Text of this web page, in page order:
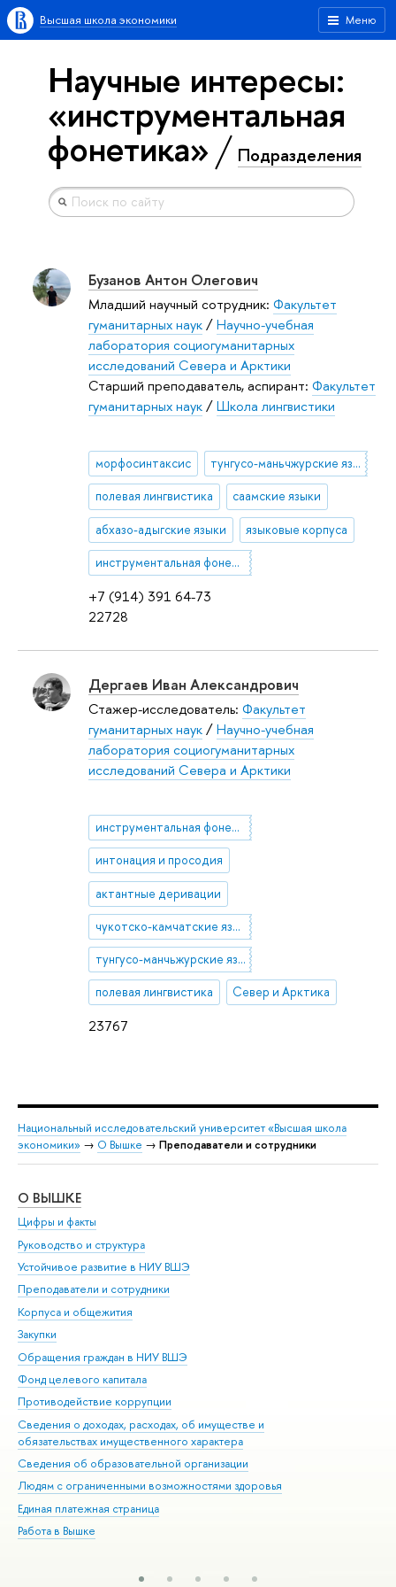
Меню
Высшая школа экономики
Научные интересы:
«инструментальная
фонетика» Подразделения
+7 (914) 391 64-73
22728
Бузанов Антон Олегович
Младший научный сотрудник: Факультет
гуманитарных наук/Научно-учебная
лаборатория социогуманитарных
исследований Севера и Арктики
Старший преподаватель, аспирант: Факультет
гуманитарных наук/Школа лингвистики
морфосинтаксис тунгусо-маньчжурские языки
полевая лингвистика саамские языки
абхазо-адыгские языки языковые корпуса
инструментальная фонетика
23767
Дергаев Иван Александрович
Стажер-исследователь: Факультет
гуманитарных наук/Научно-учебная
лаборатория социогуманитарных
исследований Севера и Арктики
инструментальная фонетика
интонация и просодия
актантные деривации
чукотско-камчатские языки
тунгусо-манчьжурские языки
полевая лингвистика Север и Арктика
Национальный исследовательский университет «Высшая школа
экономики» → О Вышке → Преподаватели и сотрудники
О ВЫШКЕ
Цифры и факты
Руководство и структура
Устойчивое развитие в НИУ ВШЭ
Преподаватели и сотрудники
Корпуса и общежития
Закупки
Обращения граждан в НИУ ВШЭ
Фонд целевого капитала
Противодействие коррупции
Сведения о доходах, расходах, об имуществе и
обязательствах имущественного характера
Сведения об образовательной организации
Людям с ограниченными возможностями здоровья
Единая платежная страница
Работа в Вышке